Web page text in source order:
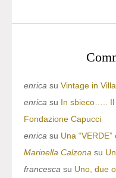
enrica su Vintage in
enrica su In sbieco….. Il
Fondazione Capucci
enrica su Una
Marinella Calzona su
francesca su Uno, due